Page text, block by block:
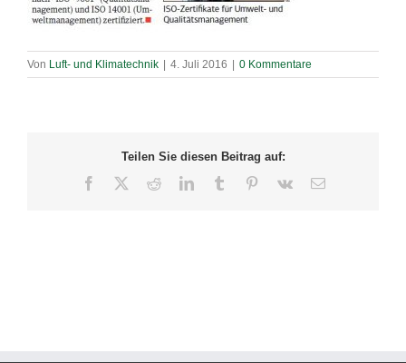
Von Luft- und Klimatechnik 4. Juli 2016 0 Kommentare
Teilen Sie diesen Beitrag auf:
Facebook RedditLinkedInTumblr Pinterest
Vk
E-